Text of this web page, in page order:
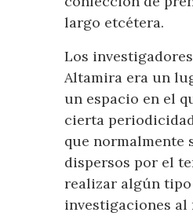
largo etcétera.
Los
Altamira era un
un espacio en el
cierta
que normalmente
dispersos por el
realizar algún
investigaciones al